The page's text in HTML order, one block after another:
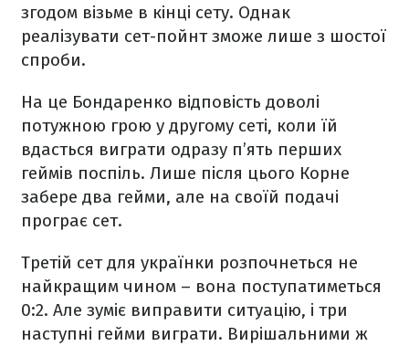
згодом візьме в кінці сету. Однак
реалізувати сет-пойнт зможе лише з шостої
спроби.
На це Бондаренко відповість доволі
потужною грою у другому сеті, коли їй
вдасться виграти одразу п’ять перших
геймів поспіль. Лише після цього Корне
забере два гейми, але на своїй подачі
програє сет.
Третій сет для українки розпочнеться не
найкращим чином – вона поступатиметься
0:2. Але зуміє виправити ситуацію, і три
наступні гейми виграти. Вирішальними ж